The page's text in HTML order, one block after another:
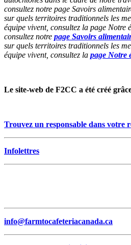
consultez notre page Savoirs
sur quels territoires traditionnels les
équipe vivent, consultez la page Notre
consultez notre page Savoirs
sur quels territoires traditionnels les
équipe vivent, consultez la page Notre
Le site-web de F2CC a été créé
Trouvez un responsable dans votre
Infolettres
info@farmtocafeteriacanada.ca